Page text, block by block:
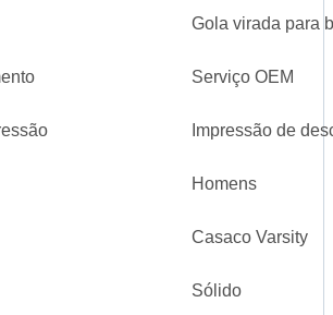
Gola virada para
Serviço OEM
Impressão de
Homens
Casaco Varsity
Sólido